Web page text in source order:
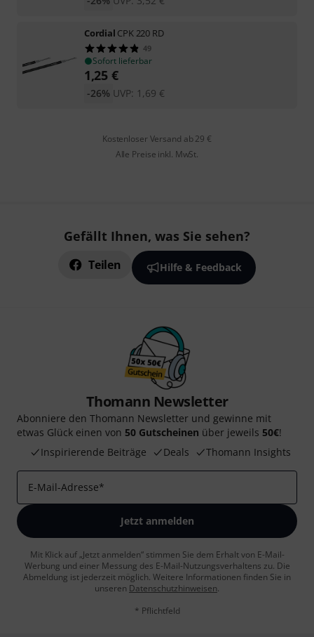
Cordial CPK 220 RD
49
Sofort lieferbar
1,25 €
UVP: 1,69 €
-26%
Kostenloser Versand ab 29 €
Alle Preise inkl. MwSt.
Gefällt Ihnen, was Sie sehen?
Teilen Hilfe & Feedback
Thomann Newsletter
Abonniere den Thomann Newsletter und gewinne mit
etwas Glück einen von 50 Gutscheinen über jeweils 50€!
Inspirierende Beiträge
Deals Thomann Insights
E-Mail-Adresse*
Jetzt anmelden
Mit Klick auf „Jetzt anmelden“ stimmen Sie dem Erhalt von E-Mail-
Werbung und einer Messung des E-Mail-Nutzungsverhaltens zu. Die
Abmeldung ist jederzeit möglich. Weitere Informationen finden Sie in
unseren Datenschutzhinweisen.
* Pflichtfeld